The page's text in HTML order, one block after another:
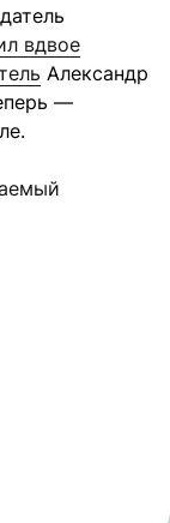
вдвое
Александр
—